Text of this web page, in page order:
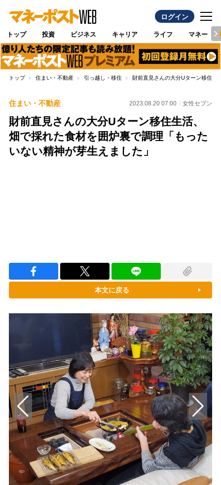
ログイン
トップ 投資 ビジネス キャリア ライフ マネー
トップ 住まい・不動産 引っ越し・移住 財前直見さんの大分Uターン移住生
住まい・不動産 2023.08.20 07:00 女性セブン
財前直見さんの大分Uターン移住生活、
畑で採れた食材を囲炉裏で調理「もった
いない精神が芽生えました」
本文に戻る